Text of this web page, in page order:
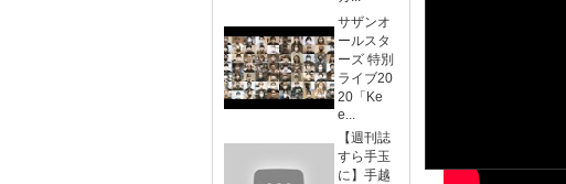
サザンオ
ールスタ
ーズ 特別
ライブ20
20「Ke
e...
【週刊誌
すら手玉
に】手越